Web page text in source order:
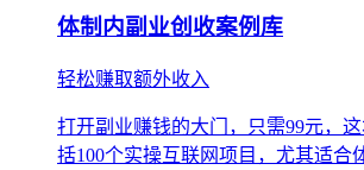
体制内副业创收案例库
轻松赚取额外收入
打开副业赚钱的大门，只需99元，
括100个实操互联网项目，尤其适合